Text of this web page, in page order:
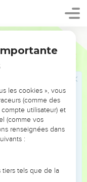
pour l'heure, le
de faire mourir le
était de 200
couleur de feu,
chevaux étaient
sortaient du
fléaux : le feu, la
dans leur
les cookies », vous
(comme des
utilisateur) et
(comme vos
renseignées dans
:
tiers tels que de la